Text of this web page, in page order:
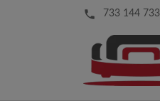
local_phone 733 144 733